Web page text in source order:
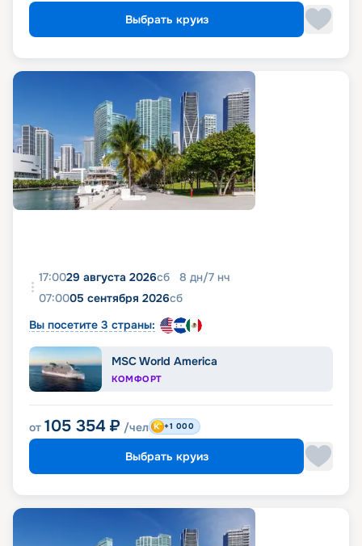
Выбрать круиз
17:0029 августа 2026сб 8 дн/7 нч
07:0005 сентября 2026сб
Вы посетите 3 страны:
MSC World America
КОМФОРТ
от 105 354 ₽ /чел +1 000
Выбрать круиз